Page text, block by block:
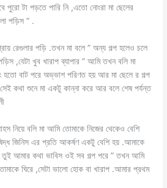
টা পড়তে পারি নি ,এতো নোংরা মা ছেলের
পড়িস ” .
রেগুলার পড়ি .তখন মা বলে ” অন্য গল্প হলেও চলে
,যেটা খুব খারাপ ব্যাপার ” আমি তখন বলি মা
হতো বাট পরে অভ্ভাশ পরিণত হয় আর মা ছেলে র গল্প
কথা শুনে মা একটু কান্না করে আর বলে শেষ পর্যন্ত
নিয়ে বলি মা আমি তোমাকে নিজের থেকেও বেশি
জিনিস এর প্রতি আকর্ষণ একটু বেশি হয় .আমাকে
আমার কথা ভাবিস ওই সব গল্প পরে ” তখন আমি
ঘিরে ,সেটা ভালো হোক বা খারাপ .আমার প্রথম